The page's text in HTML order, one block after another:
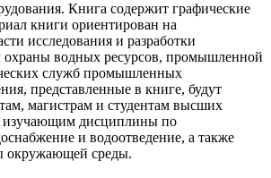
Книга содержит графические
книги ориентирован на
исследования и разработки
водных ресурсов, промышленной
служб промышленных
представленные в книге, будут
магистрам и студентам высших
изучающим дисциплины по
и водоотведение, а также
окружающей среды.